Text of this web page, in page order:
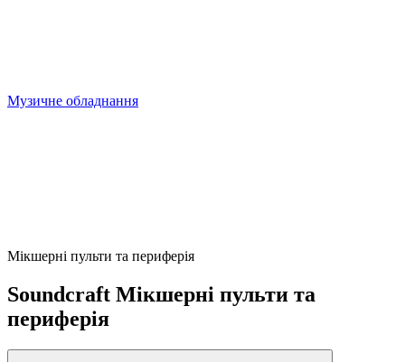
Музичне обладнання
Мікшерні пульти та периферія
Soundcraft Мікшерні пульти та
периферія